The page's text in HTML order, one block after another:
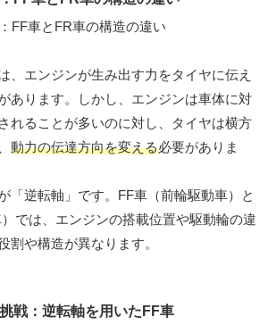
、エンジンが生み出す力をタイヤに伝え
あります。しかし、エンジンは車体に対
れることが多いのに対し、タイヤは横方
動力の伝達方向を変える必要がありま
「逆転軸」です。FF車（前輪駆動車）と
では、エンジンの搭載位置や駆動輪の違
割や構造が異なります。
戦：逆転軸を用いたFF車